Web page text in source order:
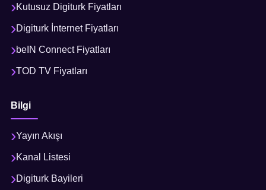
Kutusuz Digiturk Fiyatları
Digiturk İnternet Fiyatları
beIN Connect Fiyatları
TOD TV Fiyatları
Bilgi
Yayın Akışı
Kanal Listesi
Digiturk Bayileri